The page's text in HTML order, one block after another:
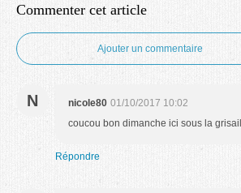
Commenter cet article
Ajouter un commentaire
N nicole80 01/10/2017 10:02
coucou bon dimanche ici sous la
Répondre